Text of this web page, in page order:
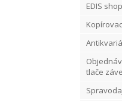
EDIS shop
tlače